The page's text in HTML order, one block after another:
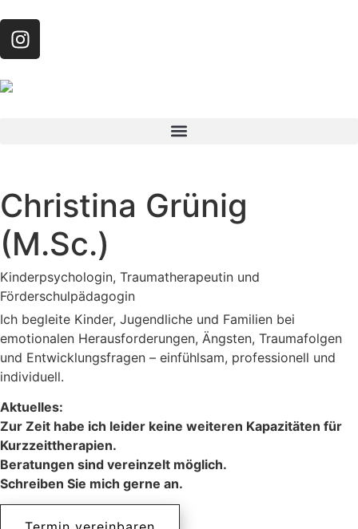
Christina Grünig
(M.Sc.)
Kinderpsychologin, Traumatherapeutin und
Förderschulpädagogin
Ich begleite Kinder, Jugendliche und Familien bei
emotionalen Herausforderungen, Ängsten, Traumafolgen
und Entwicklungsfragen – einfühlsam, professionell und
individuell.
Aktuelles:
Zur Zeit habe ich leider keine weiteren Kapazitäten für
Kurzzeittherapien.
Beratungen sind vereinzelt möglich.
Schreiben Sie mich gerne an.